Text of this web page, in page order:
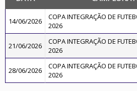
14/06/2026
COPA INTEGRAÇÃO DE
2026
21/06/2026
COPA INTEGRAÇÃO DE
2026
28/06/2026
COPA INTEGRAÇÃO DE
2026